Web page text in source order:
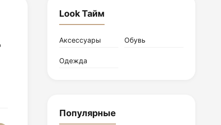
Look Тайм
Аксессуары Обувь
Одежда
Популярные